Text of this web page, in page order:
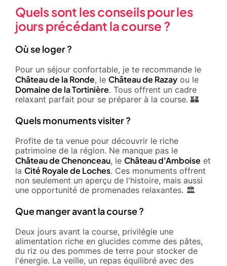
Quels sont les conseils pour les
jours précédant la course ?
Où se loger ?
Pour un séjour confortable, je te recommande le
Château de la Ronde, le Château de Razay ou le
Domaine de la Tortinière. Tous offrent un cadre
relaxant parfait pour se préparer à la course. 🏰
Quels monuments visiter ?
Profite de ta venue pour découvrir le riche
patrimoine de la région. Ne manque pas le
Château de Chenonceau, le Château d'Amboise et
la Cité Royale de Loches. Ces monuments offrent
non seulement un aperçu de l'histoire, mais aussi
une opportunité de promenades relaxantes. 🏛️
Que manger avant la course ?
Deux jours avant la course, privilégie une
alimentation riche en glucides comme des pâtes,
du riz ou des pommes de terre pour stocker de
l'énergie. La veille, un repas équilibré avec des